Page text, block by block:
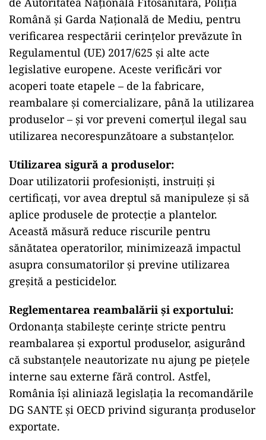
Română și Garda Națională de Mediu, pentru
verificarea respectării cerințelor prevăzute în
Regulamentul (UE) 2017/625 și alte acte
legislative europene. Aceste verificări vor
acoperi toate etapele – de la fabricare,
reambalare și comercializare, până la utilizarea
produselor – și vor preveni comerțul ilegal sau
utilizarea necorespunzătoare a substanțelor.
Utilizarea sigură a produselor:
Doar utilizatorii profesioniști, instruiți și
certificați, vor avea dreptul să manipuleze și să
aplice produsele de protecție a plantelor.
Această măsură reduce riscurile pentru
sănătatea operatorilor, minimizează impactul
asupra consumatorilor și previne utilizarea
greșită a pesticidelor.
Reglementarea reambalării și exportului:
Ordonanța stabilește cerințe stricte pentru
reambalarea și exportul produselor, asigurând
că substanțele neautorizate nu ajung pe piețele
interne sau externe fără control. Astfel,
România își aliniază legislația la recomandările
DG SANTE și OECD privind siguranța produselor
exportate.